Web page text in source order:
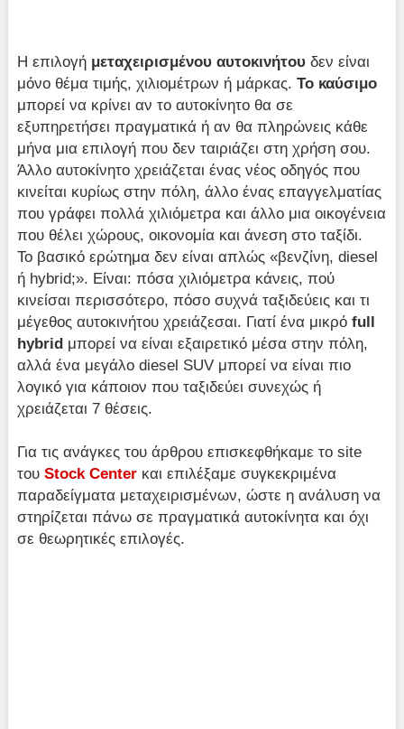
Η επιλογή μεταχειρισμένου αυτοκινήτου δεν είναι
μόνο θέμα τιμής, χιλιομέτρων ή μάρκας.Το καύσιμο
μπορεί να κρίνει αν το αυτοκίνητο θα σε
εξυπηρετήσει πραγματικά ή αν θα πληρώνεις κάθε
μήνα μια επιλογή που δεν ταιριάζει στη χρήση σου.
Άλλο αυτοκίνητο χρειάζεται ένας νέος οδηγός που
κινείται κυρίως στην πόλη, άλλο ένας επαγγελματίας
που γράφει πολλά χιλιόμετρα και άλλο μια οικογένεια
που θέλει χώρους, οικονομία και άνεση στο ταξίδι.
Το βασικό ερώτημα δεν είναι απλώς «βενζίνη, diesel
ή hybrid;». Είναι: πόσα χιλιόμετρα κάνεις, πού
κινείσαι περισσότερο, πόσο συχνά ταξιδεύεις και τι
μέγεθος αυτοκινήτου χρειάζεσαι. Γιατί ένα μικρόfull
hybrid μπορεί να είναι εξαιρετικό μέσα στην πόλη,
αλλά ένα μεγάλο diesel SUV μπορεί να είναι πιο
λογικό για κάποιον που ταξιδεύει συνεχώς ή
χρειάζεται 7 θέσεις.
Για τις ανάγκες του άρθρου επισκεφθήκαμε το site
τουStock Center και επιλέξαμε συγκεκριμένα
παραδείγματα μεταχειρισμένων, ώστε η ανάλυση να
στηρίζεται πάνω σε πραγματικά αυτοκίνητα και όχι
σε θεωρητικές επιλογές.